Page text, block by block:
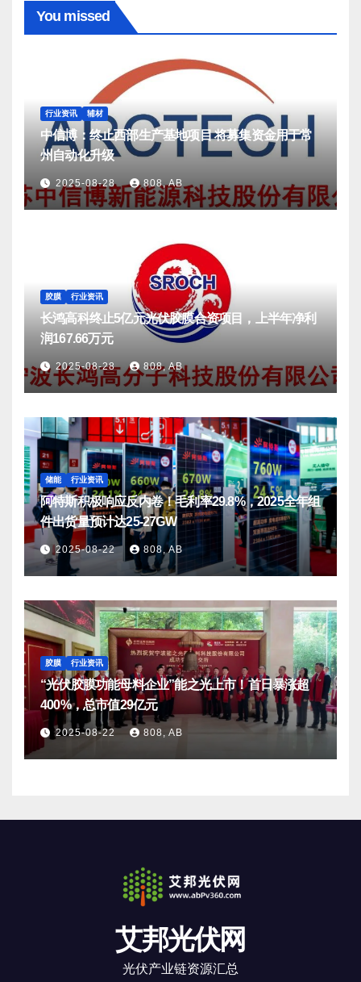
You missed
行业资讯 辅材
中信博：终止西部生产基地项目 将募集资金用于常
州自动化升级
2025-08-28 808, AB
胶膜 行业资讯
长鸿高科终止5亿元光伏胶膜合资项目，上半年净利
润167.66万元
2025-08-28 808, AB
储能 行业资讯
阿特斯积极响应反内卷！毛利率29.8%，2025全年组
件出货量预计达25-27GW
2025-08-22 808, AB
胶膜 行业资讯
“光伏胶膜功能母料企业”能之光上市！首日暴涨超
400%，总市值29亿元
2025-08-22 808, AB
艾邦光伏网
光伏产业链资源汇总